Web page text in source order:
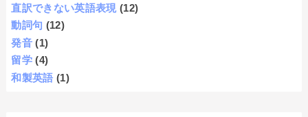
直訳できない英語表現 (12)
動詞句 (12)
発音 (1)
留学 (4)
和製英語 (1)